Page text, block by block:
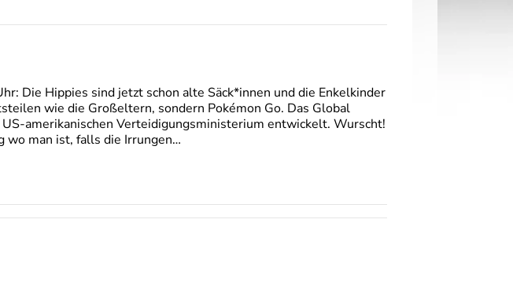
Die Hippies sind jetzt schon alte Säck*innen und die Enkelkinder
wie die Großeltern, sondern Pokémon Go. Das Global
amerikanischen Verteidigungsministerium entwickelt. Wurscht!
wo man ist, falls die Irrungen…